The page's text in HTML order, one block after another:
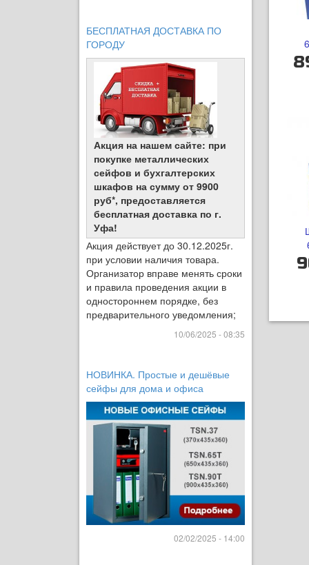
БЕСПЛАТНАЯ ДОСТАВКА ПО
ГОРОДУ
Акция на нашем сайте: при
покупке металлических
сейфов и бухгалтерских
шкафов на сумму от 9900
руб*, предоставляется
бесплатная доставка по г.
Уфа!
Акция действует до 30.12.2025г.
при условии наличия товара.
Организатор вправе менять сроки
и правила проведения акции в
одностороннем порядке, без
предварительного уведомления;
10/06/2025 - 08:35
НОВИНКА. Простые и дешёвые
сейфы для дома и офиса
02/02/2025 - 14:00